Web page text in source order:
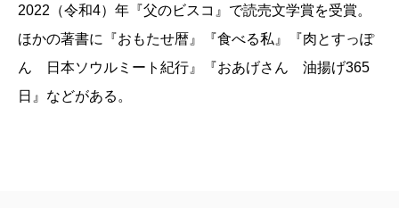
2022（令和4）年『父のビスコ』で読売文学賞を受賞。
ほかの著書に『おもたせ暦』『食べる私』『肉とすっぽ
ん 日本ソウルミート紀行』『おあげさん 油揚げ365
日』などがある。